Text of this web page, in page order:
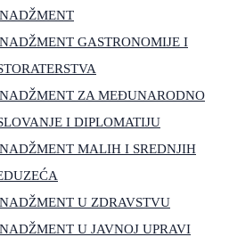
GASTRONOMIJE I
ZA MEĐUNARODNO
I DIPLOMATIJU
MALIH I SREDNJIH
U ZDRAVSTVU
U JAVNOJ UPRAVI